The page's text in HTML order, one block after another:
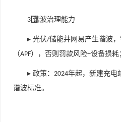
3️⃣ 谐波治理能力
▸ 光伏/储能并网易产生谐波
（APF），否则罚款风险+设备损耗
▸ 政策： 2024年起，新建充电
谐波标准。